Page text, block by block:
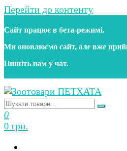
Перейти до контенту
Сайт працює в бета‑режимі.
Ми оновлюємо сайт, але вже
Пишіть нам у чат.
Зоотовари ПЕТХАТА
Зоомагазин для собак та
0
0 грн.